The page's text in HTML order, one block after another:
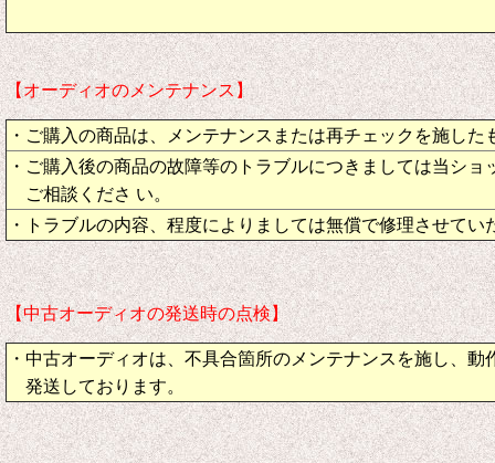
【オーディオのメンテナンス】
・ご購入の商品は、メンテナンスまたは再チェックを施し
・ご購入後の商品の故障等のトラブルにつきましては当ショ
ご相談くださ い。
・トラブルの内容、程度によりましては無償で修理させてい
【中古オーディオの発送時の点検】
・中古オーディオは、不具合箇所のメンテナンスを施し、動
発送しております。